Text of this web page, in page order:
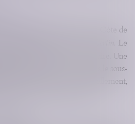
est un lieu-dit très précis de la Côte de
des
. Le
cailloux, de galets et de calcaire. Une
pyrite de fer se trouve dans le sous-
âgées, environ 50 ans. Naturellement,